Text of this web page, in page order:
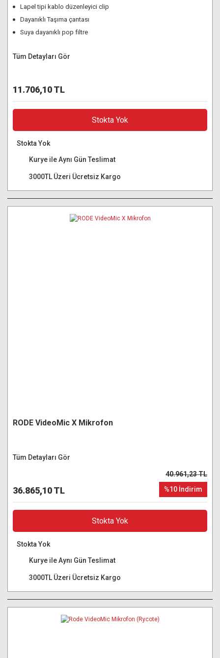
Lapel tipi kablo düzenleyici clip
Dayanıklı Taşıma çantası
Suya dayanıklı pop filtre
Tüm Detayları Gör
11.706,10 TL
Stokta Yok
Stokta Yok
Kurye ile Aynı Gün Teslimat
3000TL Üzeri Ücretsiz Kargo
RODE VideoMic X Mikrofon
Tüm Detayları Gör
36.865,10 TL
40.961,23 TL
%10 İndirim
Stokta Yok
Stokta Yok
Kurye ile Aynı Gün Teslimat
3000TL Üzeri Ücretsiz Kargo